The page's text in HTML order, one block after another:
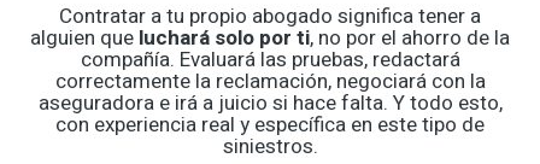
Contratar a tu propio abogado significa tener a
alguien que luchará solo por ti, no por el ahorro de la
compañía. Evaluará las pruebas, redactará
correctamente la reclamación, negociará con la
aseguradora e irá a juicio si hace falta. Y todo esto,
con experiencia real y específica en este tipo de
siniestros.